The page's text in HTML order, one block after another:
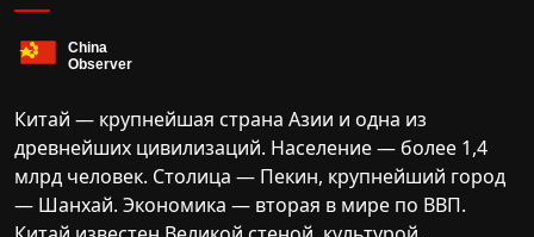
Китай — крупнейшая страна Азии и одна из
древнейших цивилизаций. Население — более 1,4
млрд человек. Столица — Пекин, крупнейший город
— Шанхай. Экономика — вторая в мире по ВВП.